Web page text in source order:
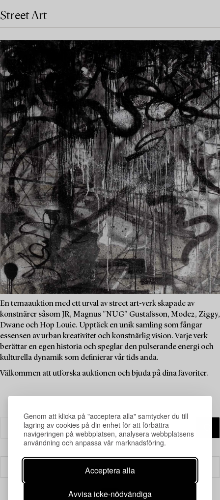
Genom att klicka på "acceptera alla" samtycker du till
lagring av cookies på din enhet för att förbättra
navigeringen på webbplatsen, analysera webbplatsens
användning och anpassa vår marknadsföring.
Acceptera alla
Avvisa icke-nödvändiga
Street Art
En temaauktion med ett urval av street art-verk skapade av
konstnärer såsom JR, Magnus "NUG" Gustafsson, Mode2, Ziggy,
Dwane och Hop Louie. Upptäck en unik samling som fångar
essensen av urban kreativitet och konstnärlig vision. Varje verk
berättar en egen historia och speglar den pulserande energi och
kulturella dynamik som definierar vår tids anda.
Välkommen att utforska auktionen och bjuda på dina favoriter.
Filter